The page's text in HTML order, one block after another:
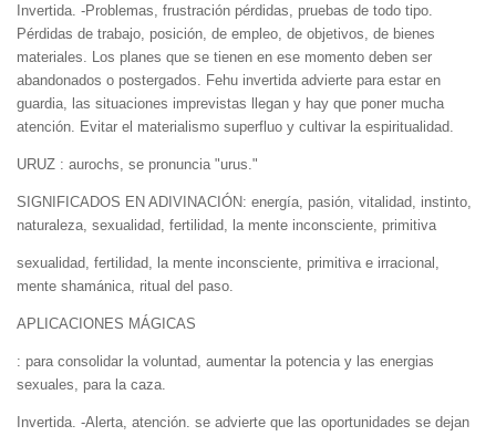
Invertida. -Problemas, frustración pérdidas, pruebas de todo tipo.
Pérdidas de trabajo, posición, de empleo, de objetivos, de bienes
materiales. Los planes que se tienen en ese momento deben ser
abandonados o postergados. Fehu invertida advierte para estar en
guardia, las situaciones imprevistas llegan y hay que poner mucha
atención. Evitar el materialismo superfluo y cultivar la espiritualidad.
URUZ : aurochs, se pronuncia "urus."
SIGNIFICADOS EN ADIVINACIÓN: energía, pasión, vitalidad, instinto,
naturaleza, sexualidad, fertilidad, la mente inconsciente, primitiva
sexualidad, fertilidad, la mente inconsciente, primitiva e irracional,
mente shamánica, ritual del paso.
APLICACIONES MÁGICAS
: para consolidar la voluntad, aumentar la potencia y las energias
sexuales, para la caza.
Invertida. -Alerta, atención. se advierte que las oportunidades se dejan